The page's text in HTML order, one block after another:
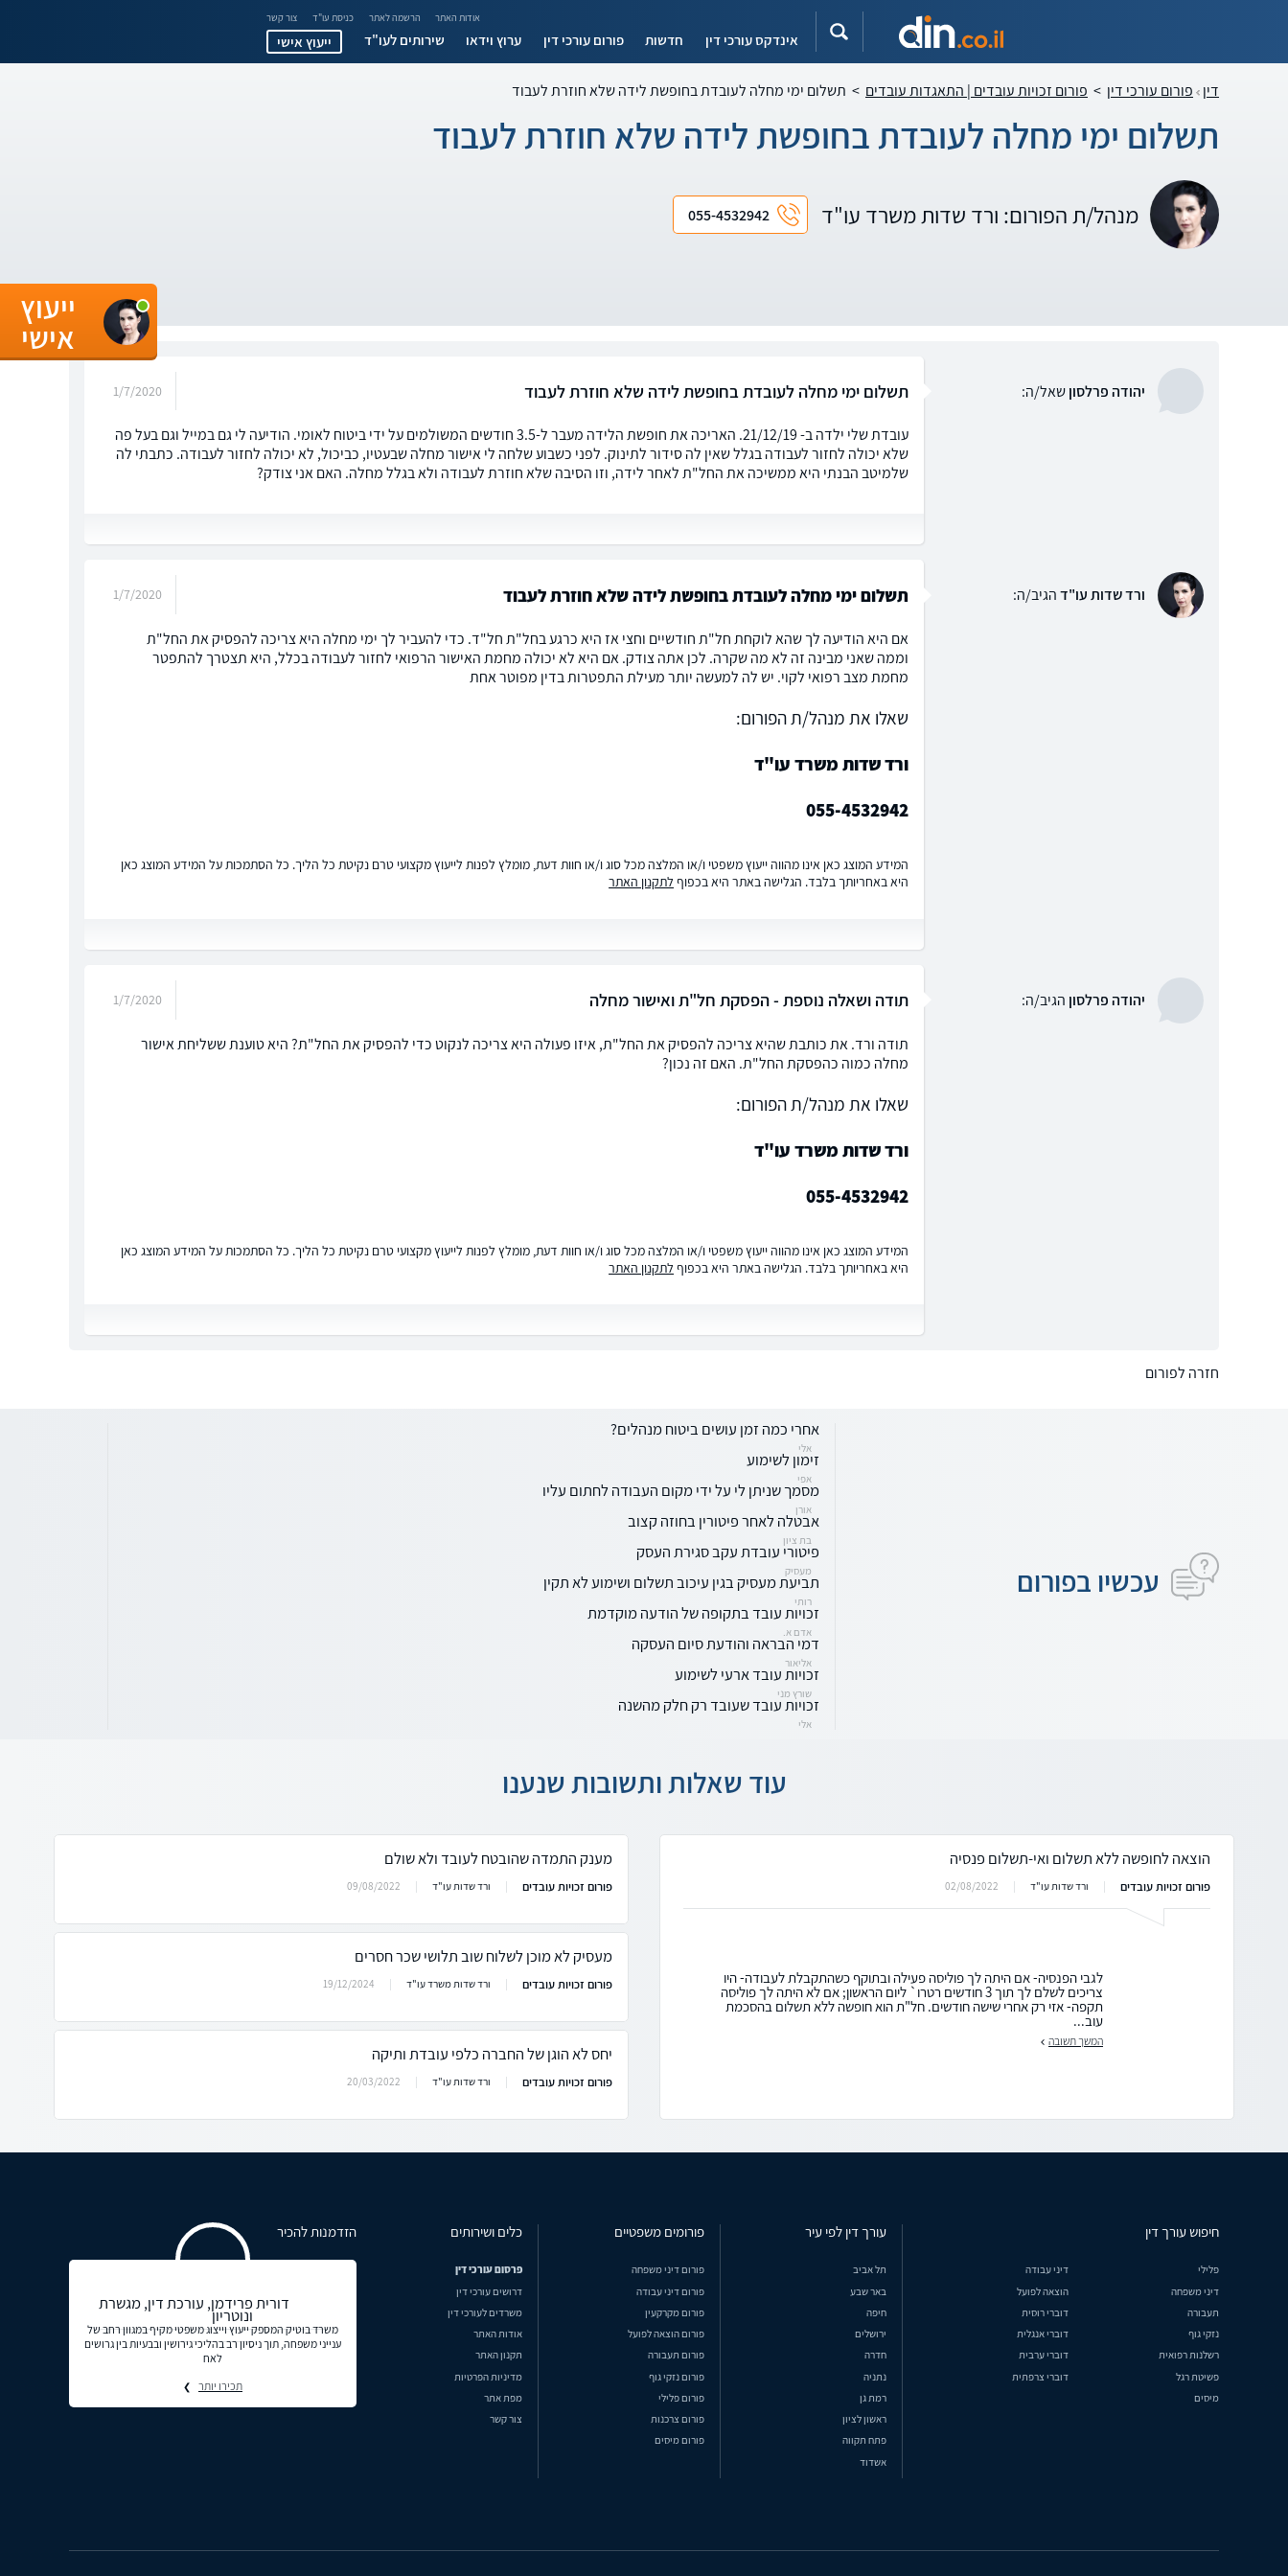
אודות האתר הרשמה לאתר כניסת עו"ד צור קשר
אינדקס עורכי דין חדשות פורום עורכי דין ערוץ וידאו שירותים לעו"ד ייעוץ אישי
דין פורום עורכי דין > פורום זכויות עובדים | התאגדות עובדים > תשלום ימי מחלה לעובדת בחופשת לידה שלא חוזרת לעבוד
תשלום ימי מחלה לעובדת בחופשת לידה שלא חוזרת לעבוד
מנהל/ת הפורום: ורד שדות משרד עו"ד 055-4532942
יהודה פרלסוןשאל/ה: תשלום ימי מחלה לעובדת בחופשת לידה שלא חוזרת לעבוד 1/7/2020
עובדת שלי ילדה ב- 21/12/19. האריכה את חופשת הלידה מעבר ל-3.5 חודשים המשולמים על ידי ביטוח לאומי. הודיעה לי גם במייל וגם בעל פה
שלא יכולה לחזור לעבודה בגלל שאין לה סידור לתינוק. לפני כשבוע שלחה לי אישור מחלה שבעטיו, כביכול, לא יכולה לחזור לעבודה. כתבתי לה
שלמיטב הבנתי היא ממשיכה את החל"ת לאחר לידה, וזו הסיבה שלא חוזרת לעבודה ולא בגלל מחלה. האם אני צודק?
ורד שדות עו"דהגיב/ה: תשלום ימי מחלה לעובדת בחופשת לידה שלא חוזרת לעבוד 1/7/2020
אם היא הודיעה לך שהא לוקחת חל"ת חודשיים וחצי אז היא כרגע בחל"ת חל"ד. כדי להעביר לך ימי מחלה היא צריכה להפסיק את החל"ת
וממה שאני מבינה זה לא מה שקרה. לכן אתה צודק. אם היא לא יכולה מחמת האישור הרפואי לחזור לעבודה בכלל, היא תצטרך להתפטר
מחמת מצב רפואי לקוי. יש לה למעשה יותר מעילת התפטרות בדין מפוטר אחת
שאלו את מנהל/ת הפורום:
ורד שדות משרד עו"ד
055-4532942
המידע המוצג כאן אינו מהווה ייעוץ משפטי ו/או המלצה מכל סוג ו/או חוות דעת, מומלץ לפנות לייעוץ מקצועי טרם נקיטת כל הליך. כל הסתמכות על המידע המוצג כאן
היא באחריותך בלבד. הגלישה באתר היא בכפוף לתקנון האתר
יהודה פרלסון הגיב/ה: תודה ושאלה נוספת - הפסקת חל"ת ואישור מחלה 1/7/2020
תודה ורד. את כותבת שהיא צריכה להפסיק את החל"ת, איזו פעולה היא צריכה לנקוט כדי להפסיק את החל"ת? היא טוענת ששליחת אישור
מחלה כמוה כהפסקת החל"ת. האם זה נכון?
שאלו את מנהל/ת הפורום:
ורד שדות משרד עו"ד
055-4532942
המידע המוצג כאן אינו מהווה ייעוץ משפטי ו/או המלצה מכל סוג ו/או חוות דעת, מומלץ לפנות לייעוץ מקצועי טרם נקיטת כל הליך. כל הסתמכות על המידע המוצג כאן
היא באחריותך בלבד. הגלישה באתר היא בכפוף לתקנון האתר
חזרה לפורום
עכשיו בפורום
אחרי כמה זמן עושים ביטוח מנהלים?
אלי
זימון לשימוע
אפי
מסמך שניתן לי על ידי מקום העבודה לחתום עליו
אורן
אבטלה לאחר פיטורין בחוזה קצוב
בת ציון
פיטורי עובדת עקב סגירת העסק
מעסיק
תביעת מעסיק בגין עיכוב תשלום ושימוע לא תקין
רותי
זכויות עובד בתקופה של הודעה מוקדמת
אדם א.
דמי הבראה והודעת סיום העסקה
אליאור
זכויות עובד ארעי לשימוע
שורץ מני
זכויות עובד שעובד רק חלק מהשנה
אלי
עוד שאלות ותשובות שנענו
הוצאה לחופשה ללא תשלום ואי-תשלום פנסיה
פורום זכויות עובדים ורד שדות עו"ד 02/08/2022
לגבי הפנסיה- אם היתה לך פוליסה פעילה ובתוקף כשהתקבלת לעבודה- היו
צריכים לשלם לך תוך 3 חודשים רטרו` ליום הראשון; אם לא היתה לך פוליסה
תקפה- אזי רק אחרי שישה חודשים. חל"ת הוא חופשה ללא תשלום בהסכמת
עוב...
המשך תשובה
מענק התמדה שהובטח לעובד ולא שולם
פורום זכויות עובדים ורד שדות עו"ד 09/08/2022
מעסיק לא מוכן לשלוח שוב תלושי שכר חסרים
פורום זכויות עובדים ורד שדות משרד עו"ד 19/12/2024
יחס לא הוגן של החברה כלפי עובדת ותיקה
פורום זכויות עובדים ורד שדות עו"ד 20/03/2022
ייעוץ
אישי
חיפוש עורך דין
פלילי
דיני עבודה
דיני משפחה
הוצאה לפועל
תעבורה
דוברי רוסית
נזקי גוף
דוברי אנגלית
רשלנות רפואית
דוברי ערבית
פשיטת רגל
דוברי צרפתית
מיסים
עורך דין לפי עיר
תל אביב
באר שבע
חיפה
ירושלים
חדרה
נתניה
רמת גן
ראשון לציון
פתח תקווה
אשדוד
פורומים משפטיים
פורום דיני משפחה
פורום דיני עבודה
פורום מקרקעין
פורום הוצאה לפועל
פורום תעבורה
פורום נזקי גוף
פורום פלילי
פורום צרכנות
פורום מיסים
כלים ושירותים
פרסום עורכי דין
דרושים עורכי דין
משרדים לעורכי דין
אודות האתר
תקנון האתר
מדיניות הפרטיות
מפת אתר
צור קשר
הזדמנות להכיר
דורית פרידמן, עורכת דין, מגשרת
ונוטריון
משרד בוטיק המספק ייעוץ וייצוג משפטי מקיף במגוון רחב של
ענייני משפחה, תוך ניסיון רב בהליכי גירושין ובבעיות בין גרושים
לאח
תכירו יותר